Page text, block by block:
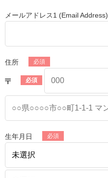
メールアドレス1 (Email Address)
住所
生年月日